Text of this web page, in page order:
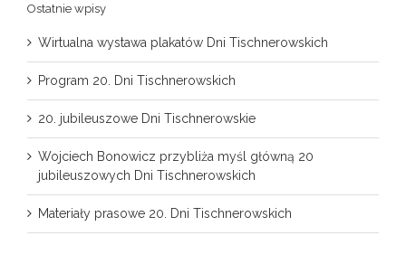
Ostatnie wpisy
Wirtualna wystawa plakatów Dni Tischnerowskich
Program 20. Dni Tischnerowskich
20. jubileuszowe Dni Tischnerowskie
Wojciech Bonowicz przybliża myśl główną 20
jubileuszowych Dni Tischnerowskich
Materiały prasowe 20. Dni Tischnerowskich